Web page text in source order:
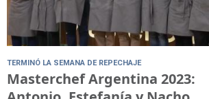
TERMINÓ LA SEMANA DE REPECHAJE
Masterchef Argentina 2023: